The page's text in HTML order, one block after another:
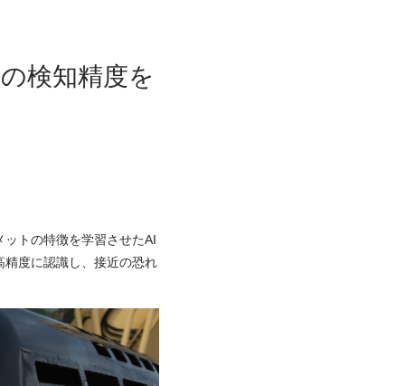
検知精度を
ットの特徴を学習させたAI
度に認識し、接近の恐れ